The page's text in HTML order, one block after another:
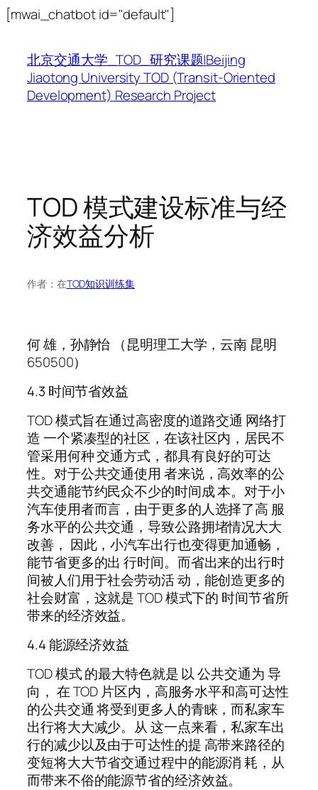
[mwai_chatbot id="default"]
内
容
北京交通大学_TOD_研究课题|Beijing
Jiaotong University TOD (Transit-Oriented
Development) Research Project
TOD 模式建设标准与经
济效益分析
作者： 在TOD知识训练集
何 雄，孙静怡 （昆明理工大学，云南 昆明
650500）
4.3 时间节省效益
TOD 模式旨在通过高密度的道路交通 网络打
造 一个紧凑型的社区，在该社区内，居民不
管采用何种 交通方式，都具有良好的可达
性。对于公共交通使用 者来说，高效率的公
共交通能节约民众不少的时间成 本。对于小
汽车使用者而言，由于更多的人选择了高 服
务水平的公共交通，导致公路拥堵情况大大
改善， 因此，小汽车出行也变得更加通畅，
能节省更多的出 行时间。而省出来的出行时
间被人们用于社会劳动活 动，能创造更多的
社会财富，这就是 TOD 模式下的 时间节省所
带来的经济效益。
4.4 能源经济效益
TOD 模式 的最大特色就是 以 公共交通为 导
向， 在 TOD 片区内，高服务水平和高可达性
的公共交通 将受到更多人的青睐，而私家车
出行将大大减少。从 这一点来看，私家车出
行的减少以及由于可达性的提 高带来路径的
变短将大大节省交通过程中的能源消 耗，从
而带来不俗的能源节省的经济效益。